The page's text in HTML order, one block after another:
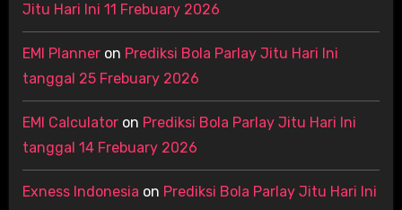
Jitu Hari Ini 11 Frebuary 2026
EMI Planneron Prediksi Bola Parlay Jitu Hari Ini
tanggal 25 Frebuary 2026
EMI Calculatoron Prediksi Bola Parlay Jitu Hari Ini
tanggal 14 Frebuary 2026
Exness Indonesia on Prediksi Bola Parlay Jitu Hari Ini